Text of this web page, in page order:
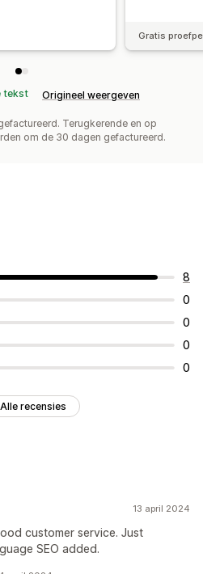
Gratis
tekst Origineel weergeven
Terugkerende en op
om de 30 dagen gefactureerd.
8
0
0
0
0
Alle recensies
13 april 2024
customer service. Just
SEO added.